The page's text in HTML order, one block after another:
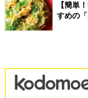
【簡単
すめの